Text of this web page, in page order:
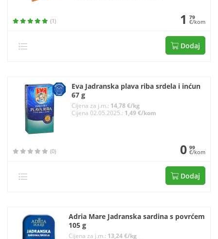
(1) 1 79
€/kom
Dodaj
Eva Jadranska plava riba srdela i inćun
67 g
Cijena za j.m.: 14,78 €/kg
Cijena 02.05.2025.: 1,49 €/kom
(0) 0 99
€/kom
Dodaj
Adria Mare Jadranska sardina s povrćem
105 g
Cijena za j.m.: 13,24 €/kg